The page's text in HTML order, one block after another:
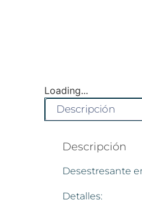
Loading...
Descripción
Descripción
Desestresante
Detalles: